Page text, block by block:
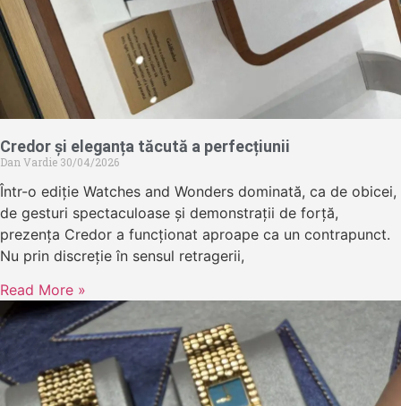
Credor și eleganța tăcută a perfecțiunii
Dan Vardie 30/04/2026
Într-o ediție Watches and Wonders dominată, ca de obicei,
de gesturi spectaculoase și demonstrații de forță,
prezența Credor a funcționat aproape ca un contrapunct.
Nu prin discreție în sensul retragerii,
Read More »